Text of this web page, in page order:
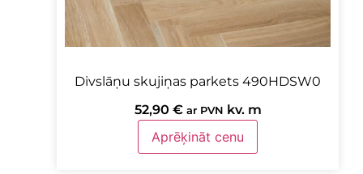
Divslāņu skujiņas parkets 490HDSW0
52,90 € ar PVN kv. m
Aprēķināt cenu